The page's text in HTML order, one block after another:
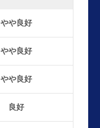
やや良好
やや良好
やや良好
良好